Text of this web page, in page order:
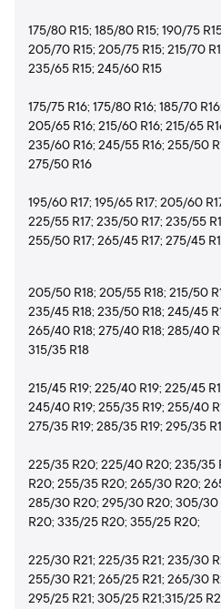
175/80 R15; 185/80 R15; 190/75
205/70 R15; 205/75 R15; 215/70
235/65 R15; 245/60 R15
175/75 R16; 175/80 R16; 185/70
205/65 R16; 215/60 R16; 215/65
235/60 R16; 245/55 R16; 255/50
275/50 R16
195/60 R17; 195/65 R17; 205/60
225/55 R17; 235/50 R17; 235/55
255/50 R17; 265/45 R17; 275/45
205/50 R18; 205/55 R18; 215/50
235/45 R18; 235/50 R18; 245/45
265/40 R18; 275/40 R18; 285/40
315/35 R18
215/45 R19; 225/40 R19; 225/45
245/40 R19; 255/35 R19; 255/40
275/35 R19; 285/35 R19; 295/35
225/35 R20; 225/40 R20; 235/35
R20; 255/35 R20; 265/30 R20;
285/30 R20; 295/30 R20; 305/30
R20; 335/25 R20; 355/25 R20;
225/30 R21; 225/35 R21; 235/30
255/30 R21; 265/25 R21; 265/30
295/25 R21; 305/25 R21;315/25